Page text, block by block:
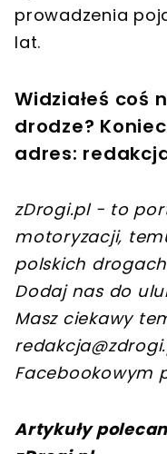
prowadzenia
lat.
Widziałeś coś
drodze?
adres:
zDrogi.pl - to
motoryzacji,
polskich
Dodaj nas do
Masz ciekawy
Facebookowym
Artykuły